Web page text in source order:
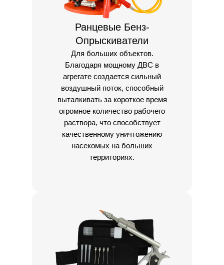
Ранцевые Бенз-
Опрыскиватели
Для больших объектов.
Благодаря мощному ДВС в
агрегате создается сильный
воздушный поток, способный
выталкивать за короткое время
огромное количество рабочего
раствора, что способствует
качественному уничтожению
насекомых на больших
территориях.